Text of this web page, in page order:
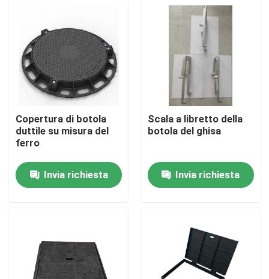
Controllo di qualità
Contattici
Richieda una citazione
Piatto di acciaio al carbonio
Barra di acciaio al carbonio
Copertura di botola
duttile su misura del
ferro
Invia richiesta
Scala a libretto della
botola del ghisa
Invia richiesta